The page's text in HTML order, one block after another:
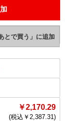
￥2,170.29
(税込￥ 2,387.31)